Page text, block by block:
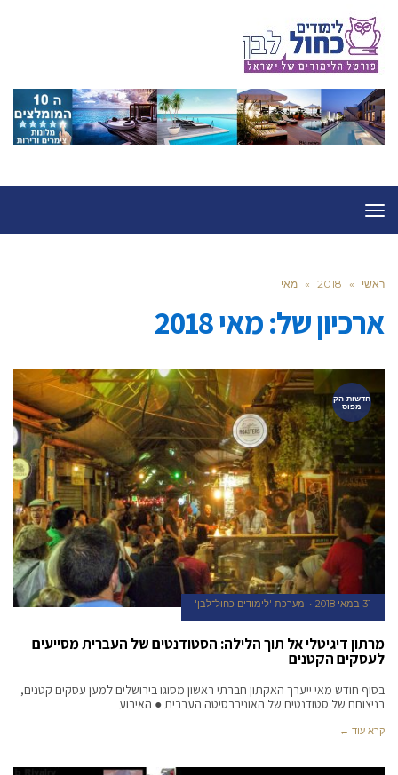
תפריט
ראשי »
2018
» מאי
ארכיון של:מאי 2018
חדשות הק
מפוס
31 במאי 2018 מערכת 'לימודים כחול־לבן'
מרתון דיגיטלי אל תוך הלילה: הסטודנטים של העברית מסייעים
לעסקים הקטנים
בסוף חודש מאי ייערך האקתון חברתי ראשון מסוגו בירושלים למען עסקים קטנים,
בניצוחם של סטודנטים של האוניברסיטה העברית ● האירוע
קרא עוד ←